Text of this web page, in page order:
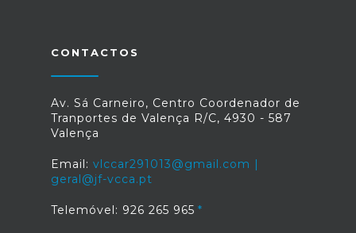
CONTACTOS
Av. Sá Carneiro, Centro Coordenador de
Tranportes de Valença R/C, 4930 - 587
Valença
Email: vlccar291013@gmail.com |
geral@jf-vcca.pt
Telemóvel: 926 265 965